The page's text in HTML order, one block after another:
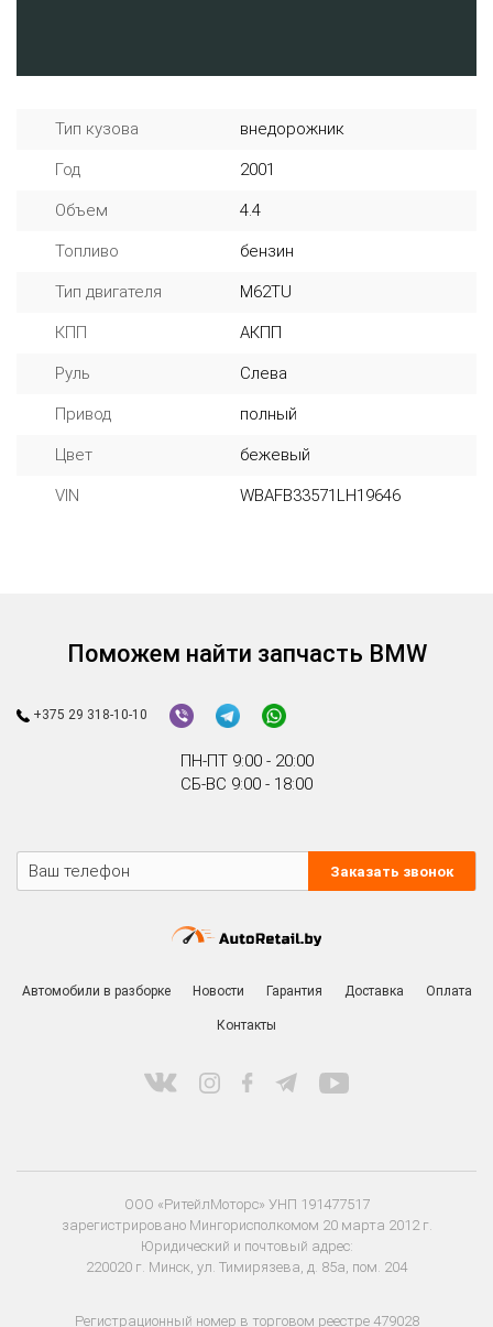
Тип кузова внедорожник
Год 2001
Объем 4.4
Топливо бензин
Тип двигателя M62TU
КПП АКПП
Руль Слева
Привод полный
Цвет бежевый
VIN WBAFB33571LH19646
Поможем найти запчасть BMW
+375 29 318-10-10
ПН-ПТ 9:00 - 20:00
СБ-ВС 9:00 - 18:00
Заказать звонок
Автомобили в разборке Новости Гарантия Доставка Оплата
Контакты
ООО «РитейлМоторс» УНП 191477517
зарегистрировано Мингорисполкомом 20 марта 2012 г.
Юридический и почтовый адрес:
220020 г. Минск, ул. Тимирязева, д. 85а, пом. 204
Регистрационный номер в торговом реестре 479028